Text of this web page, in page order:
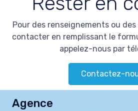
Pour des renseignements ou
contacter en remplissant le
appelez-nous par
Contactez-
Agence